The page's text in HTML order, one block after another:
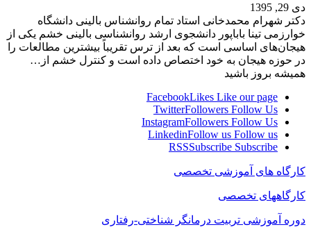
دی 29, 1395
دکتر شهرام محمدخانی استاد تمام روانشناس بالینی دانشگاه
خوارزمی تینا باباپور دانشجوی ارشد روانشناسی بالینی خشم یکی از
هیجان‌های اساسی است که بعد از ترس تقریباً بیشترین مطالعات را
در حوزه هیجان به خود اختصاص داده است و کنترل خشم از…
همیشه بروز باشید
FacebookLikes Like our page
TwitterFollowers Follow Us
InstagramFollowers Follow Us
LinkedinFollow us Follow us
RSSSubscribe Subscribe
کارگاه های آموزشی تخصصی
کارگاههای تخصصی
دوره آموزشی تربیت درمانگر شناختی-رفتاری